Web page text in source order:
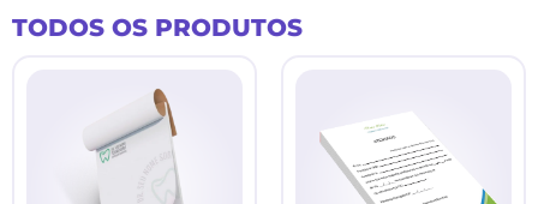
para
TODOS OS PRODUTOS